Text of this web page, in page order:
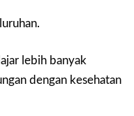
lebih banyak
dengan kesehatan